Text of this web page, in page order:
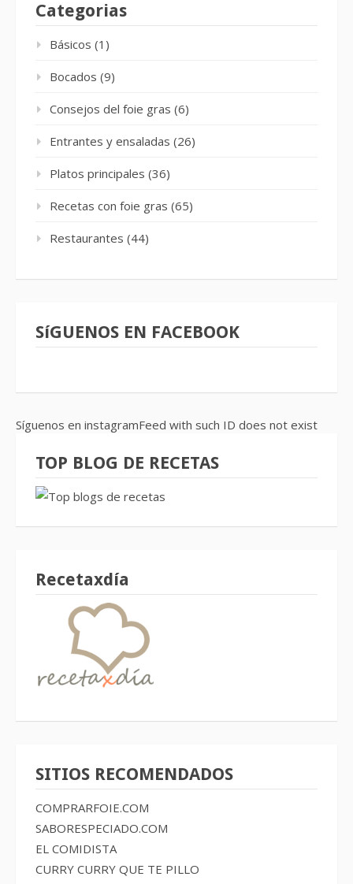
Categorias
Básicos (1)
Bocados (9)
Consejos del foie gras (6)
Entrantes y ensaladas (26)
Platos principales (36)
Recetas con foie gras (65)
Restaurantes (44)
SíGUENOS EN FACEBOOK
Síguenos en instagramFeed with such ID does not exist
TOP BLOG DE RECETAS
Recetaxdía
SITIOS RECOMENDADOS
COMPRARFOIE.COM
SABORESPECIADO.COM
EL COMIDISTA
CURRY CURRY QUE TE PILLO